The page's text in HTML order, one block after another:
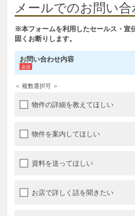
メールでのお問い合
※本フォームを利用したセールス・宣
固くお断りします。
お問い合わせ内容
＜ 複数選択可 ＞
物件の詳細を教えてほしい
物件を案内してほしい
資料を送ってほしい
お店で詳しく話を聞きたい